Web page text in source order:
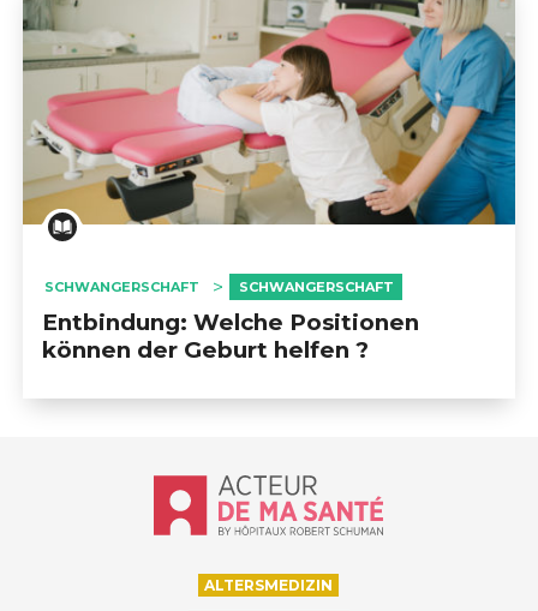
SCHWANGERSCHAFT SCHWANGERSCHAFT
Entbindung: Welche Positionen
können der Geburt helfen ?
Accueil - Acteur de ma santé, by
ALTERSMEDIZIN